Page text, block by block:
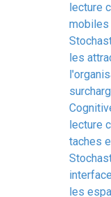
lecture
mobiles
les
lecture
taches
les